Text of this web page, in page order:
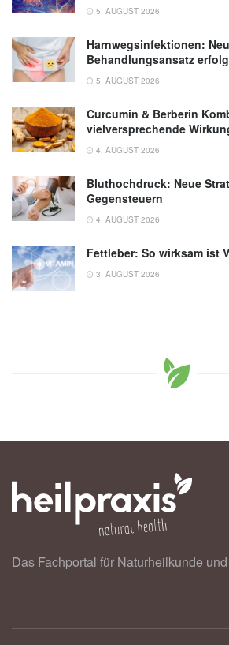
5. AUGUST 2026
Harnwegsinfektionen:
Behandlungsansatz
5. AUGUST 2026
Curcumin & Berberin
vielversprechende
4. AUGUST 2026
Bluthochdruck: Neue
Gegensteuern
4. AUGUST 2026
Fettleber: So wirksam ist
3. AUGUST 2026
Das Fachportal für Naturheilkunde